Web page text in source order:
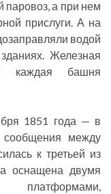
паровоз, а при нем
прислуги. А на
водой
Железная
каждая башня
1851 года — в
сообщения между
к третьей из
оснащена двумя